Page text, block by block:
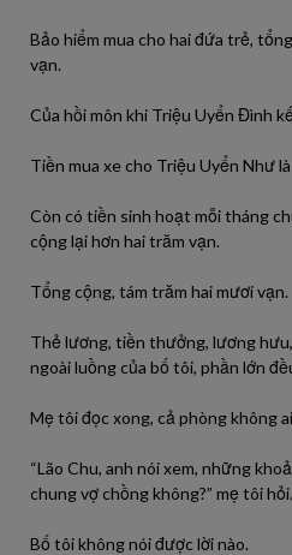
Bảo hiểm mua cho hai đứa trẻ,
vạn.
Của hồi môn khi Triệu Uyển Đình
Tiền mua xe cho Triệu Uyển Như
Còn có tiền sinh hoạt mỗi tháng
cộng lại hơn hai trăm vạn.
Tổng cộng, tám trăm hai mươi vạn.
Thẻ lương, tiền thưởng, lương
ngoài luồng của bố tôi, phần lớn
Mẹ tôi đọc xong, cả phòng không
“Lão Chu, anh nói xem, những
chung vợ chồng không?” mẹ tôi hỏi.
Bố tôi không nói được lời nào.